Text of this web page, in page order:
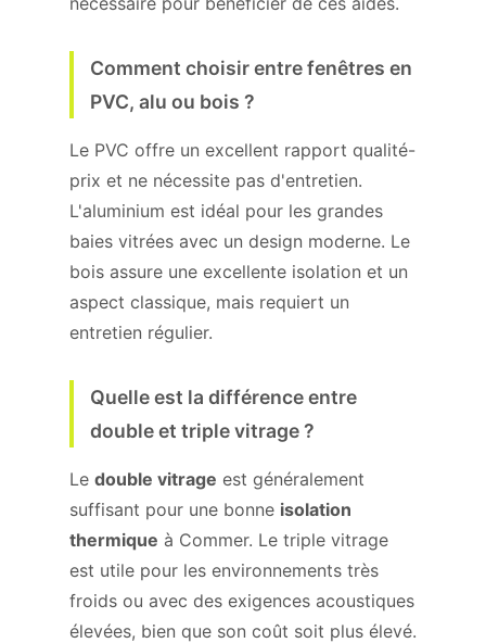
Comment choisir entre fenêtres en
PVC, alu ou bois ?
Le PVC offre un excellent rapport qualité-
prix et ne nécessite pas d'entretien.
L'aluminium est idéal pour les grandes
baies vitrées avec un design moderne. Le
bois assure une excellente isolation et un
aspect classique, mais requiert un
entretien régulier.
Quelle est la différence entre
double et triple vitrage ?
Le double vitrage est généralement
suffisant pour une bonne isolation
thermique à Commer. Le triple vitrage
est utile pour les environnements très
froids ou avec des exigences acoustiques
élevées, bien que son coût soit plus élevé.